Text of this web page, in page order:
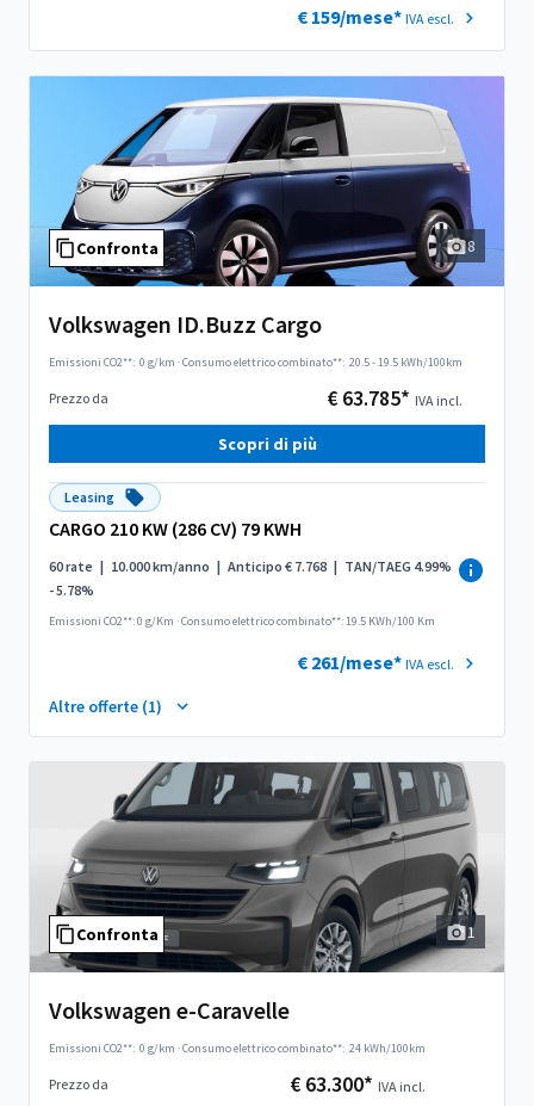
€ 159/mese* IVA escl.
Confronta 8
Volkswagen ID.Buzz Cargo
Emissioni CO2**: 0 g/km ·Consumo elettrico combinato**: 20.5 - 19.5 kWh/100km
Prezzo da € 63.785* IVA incl.
Scopri di più
Leasing
CARGO 210 KW (286 CV) 79 KWH
60 rate | 10.000 km/anno | Anticipo € 7.768 | TAN/TAEG 4.99%
- 5.78%
Emissioni CO2**: 0 g/Km ·Consumo elettrico combinato**: 19.5 KWh/100 Km
€ 261/mese* IVA escl.
Altre offerte (1)
Confronta 1
Volkswagen e-Caravelle
Emissioni CO2**: 0 g/km ·Consumo elettrico combinato**: 24 kWh/100km
Prezzo da € 63.300* IVA incl.